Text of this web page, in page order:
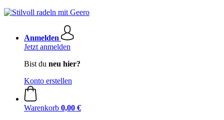
Anmelden
Jetzt anmelden
Bist du neu hier?
Konto erstellen
Warenkorb 0,00 €